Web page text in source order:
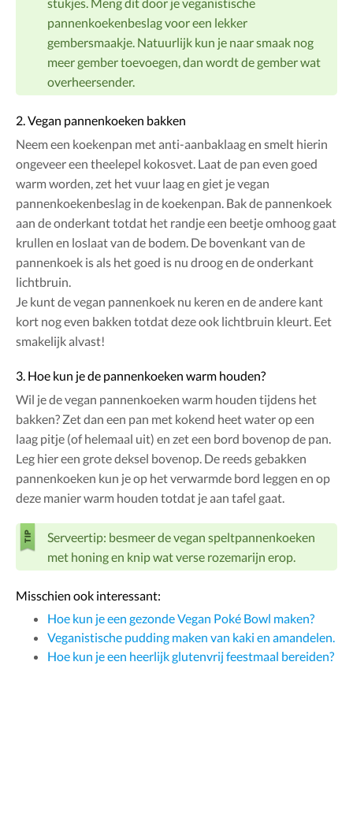
pannenkoekenbeslag voor een lekker
gembersmaakje. Natuurlijk kun je naar smaak nog
meer gember toevoegen, dan wordt de gember wat
overheersender.
2. Vegan pannenkoeken bakken
Neem een koekenpan met anti-aanbaklaag en smelt hierin
ongeveer een theelepel kokosvet. Laat de pan even goed
warm worden, zet het vuur laag en giet je vegan
pannenkoekenbeslag in de koekenpan. Bak de pannenkoek
aan de onderkant totdat het randje een beetje omhoog gaat
krullen en loslaat van de bodem. De bovenkant van de
pannenkoek is als het goed is nu droog en de onderkant
lichtbruin.
Je kunt de vegan pannenkoek nu keren en de andere kant
kort nog even bakken totdat deze ook lichtbruin kleurt. Eet
smakelijk alvast!
3. Hoe kun je de pannenkoeken warm houden?
Wil je de vegan pannenkoeken warm houden tijdens het
bakken? Zet dan een pan met kokend heet water op een
laag pitje (of helemaal uit) en zet een bord bovenop de pan.
Leg hier een grote deksel bovenop. De reeds gebakken
pannenkoeken kun je op het verwarmde bord leggen en op
deze manier warm houden totdat je aan tafel gaat.
Serveertip: besmeer de vegan speltpannenkoeken
met honing en knip wat verse rozemarijn erop.
Misschien ook interessant:
Hoe kun je een gezonde Vegan Poké Bowl maken?
Veganistische pudding maken van kaki en amandelen.
Hoe kun je een heerlijk glutenvrij feestmaal bereiden?